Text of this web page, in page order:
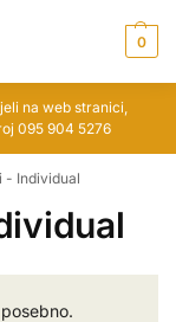
0
na web stranici,
095 904 5276
- Individual